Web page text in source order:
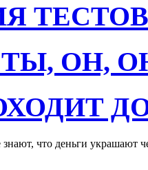
ТЕСТОВ
ОН,
знают, что деньги украшают